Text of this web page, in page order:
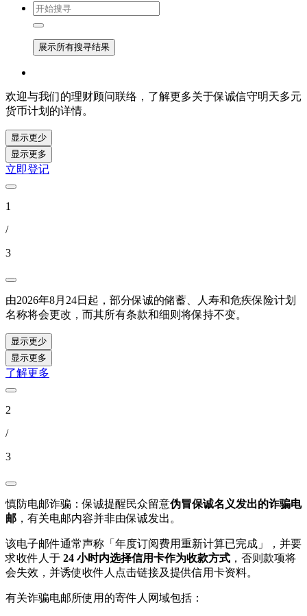
展示所有搜寻结果
欢迎与我们的理财顾问联络，了解更多关于保诚信守明天多元
货币计划的详情。
显示更少
显示更多
立即登记
1
/
3
由2026年8月24日起，部分保诚的储蓄、人寿和危疾保险计划
名称将会更改，而其所有条款和细则将保持不变。
显示更少
显示更多
了解更多
2
/
3
慎防电邮诈骗：保诚提醒民众留意伪冒保诚名义发出的诈骗电
邮 ，有关电邮内容并非由保诚发出。
该电子邮件通常声称「年度订阅费用重新计算已完成」，并要
求收件人于 24 小时内选择信用卡作为收款方式 ，否则款项将
会失效，并诱使收件人点击链接及提供信用卡资料。
有关诈骗电邮所使用的寄件人网域包括：